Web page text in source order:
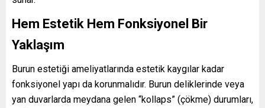
Hem Estetik Hem Fonksiyonel Bir
Yaklaşım
Burun estetiği ameliyatlarında estetik kaygılar kadar
fonksiyonel yapı da korunmalıdır. Burun deliklerinde veya
yan duvarlarda meydana gelen “kollaps” (çökme) durumları,